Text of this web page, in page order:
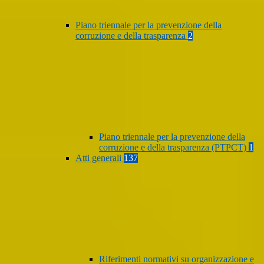
Piano triennale per la prevenzione della
corruzione e della trasparenza 2
Piano triennale per la prevenzione della
corruzione e della trasparenza (PTPCT) 1
Atti generali 137
Riferimenti normativi su organizzazione e